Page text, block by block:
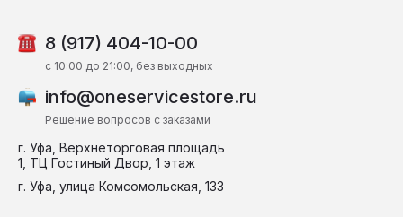
8 (917) 404-10-00
г. Уфа, Верхнеторговая площадь
1, ТЦ Гостиный Двор, 1 этаж
г. Уфа, улица Комсомольская, 133
info@oneservicestore.ru
c 10:00 до 21:00, без выходных
Решение вопросов с заказами